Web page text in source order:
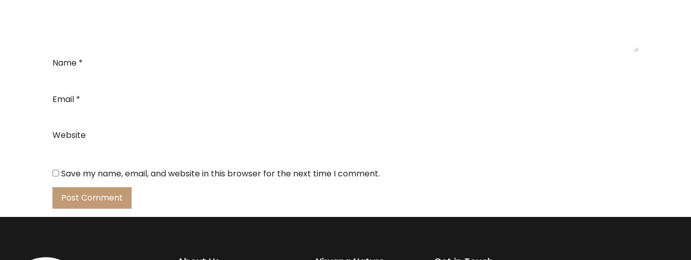
Name *
Email *
Website
Save my name, email, and website in this browser for the next time I comment.